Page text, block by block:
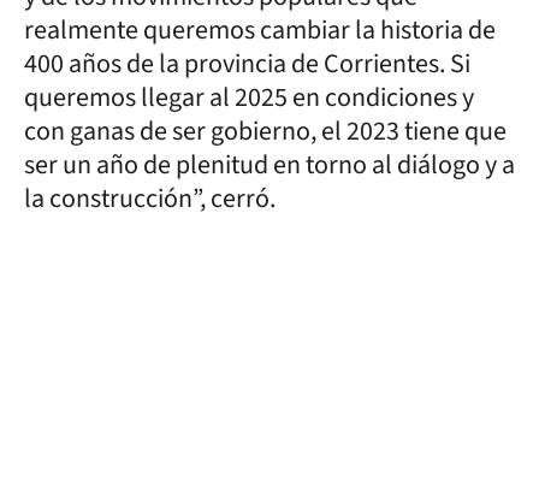
realmente queremos cambiar la historia de
400 años de la provincia de Corrientes. Si
queremos llegar al 2025 en condiciones y
con ganas de ser gobierno, el 2023 tiene que
ser un año de plenitud en torno al diálogo y a
la construcción”, cerró.